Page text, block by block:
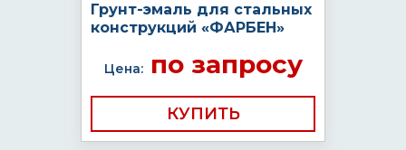
Грунт-эмаль для стальных
конструкций «ФАРБЕН»
Цена:по запросу
КУПИТЬ